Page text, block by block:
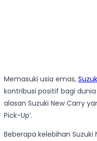
Memasuki usia emas,
kontribusi positif bagi
alasan Suzuki New Carry
Pick-Up’.
Beberapa kelebihan Suzuki